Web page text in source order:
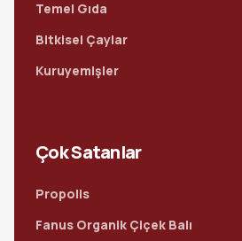
Temel Gıda
Bitkisel Çaylar
Kuruyemişler
Çok Satanlar
Propolis
Fanus Organik Çiçek Balı